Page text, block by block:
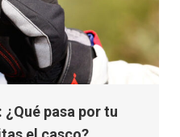
pasa por tu